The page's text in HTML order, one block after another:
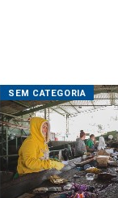
SEM CATEGORIA